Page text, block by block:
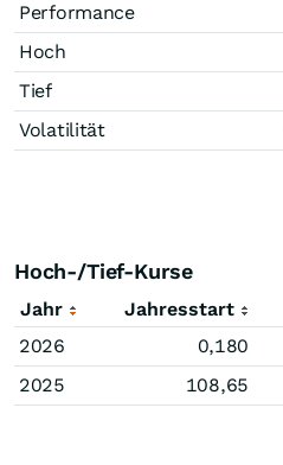
Performance
Hoch
Tief
Volatilität
Hoch-/Tief-Kurse
Jahr Jahresstart
2026
0,180
2025
108,65